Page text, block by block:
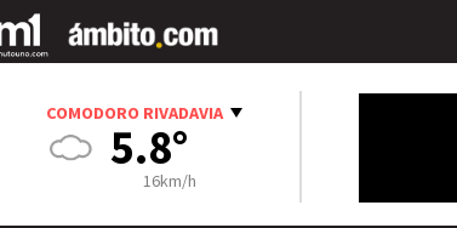
COMODORO RIVADAVIA
5.8°
16km/h